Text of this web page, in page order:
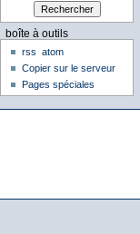
boîte à outils
rss
atom
Copier sur le serveur
Pages spéciales